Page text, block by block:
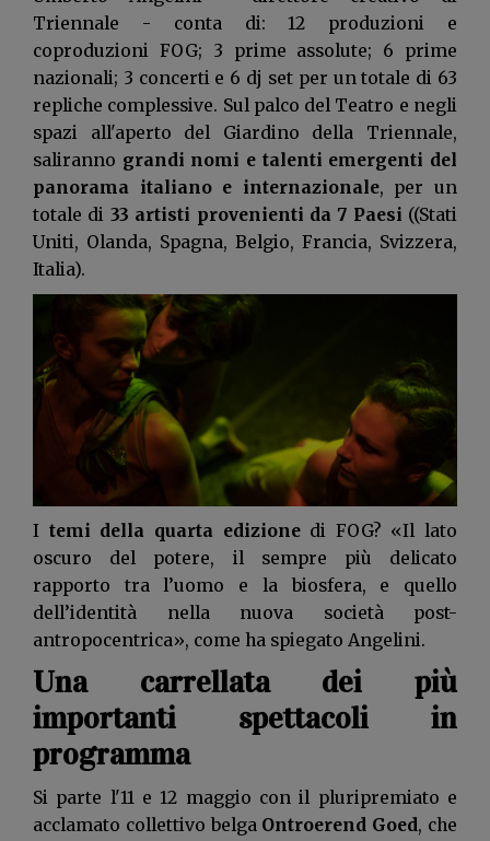
Triennale - conta di: 12 produzioni e
coproduzioni FOG; 3 prime assolute; 6 prime
nazionali; 3 concerti e 6 dj set per un totale di 63
repliche complessive. Sul palco del Teatro e negli
spazi all'aperto del Giardino della Triennale,
saliranno grandi nomi e talenti emergenti del
panorama italiano e internazionale, per un
totale di 33 artisti provenienti da 7 Paesi ((Stati
Uniti, Olanda, Spagna, Belgio, Francia, Svizzera,
Italia).
I temi della quarta edizionedi FOG? «Il lato
oscuro del potere, il sempre più delicato
rapporto tra l’uomo e la biosfera, e quello
dell’identità nella nuova società post-
antropocentrica», come ha spiegato Angelini.
Una carrellata dei più
importanti spettacoli in
programma
Si parte l'11 e 12 maggio con il pluripremiato e
acclamato collettivo belga Ontroerend Goed, che